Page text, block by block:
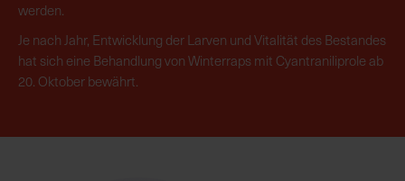
werden.
Je nach Jahr, Entwicklung der Larven und Vitalität des Bestandes
hat sich eine Behandlung von Winterraps mit Cyantraniliprole ab
20. Oktober bewährt.